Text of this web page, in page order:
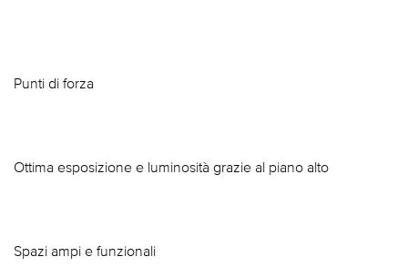
Punti di forza
Ottima esposizione e luminosità grazie al piano alto
Spazi ampi e funzionali